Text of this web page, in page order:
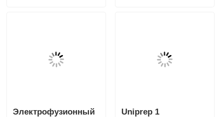
Электрофузионный Uniprep 1
for?